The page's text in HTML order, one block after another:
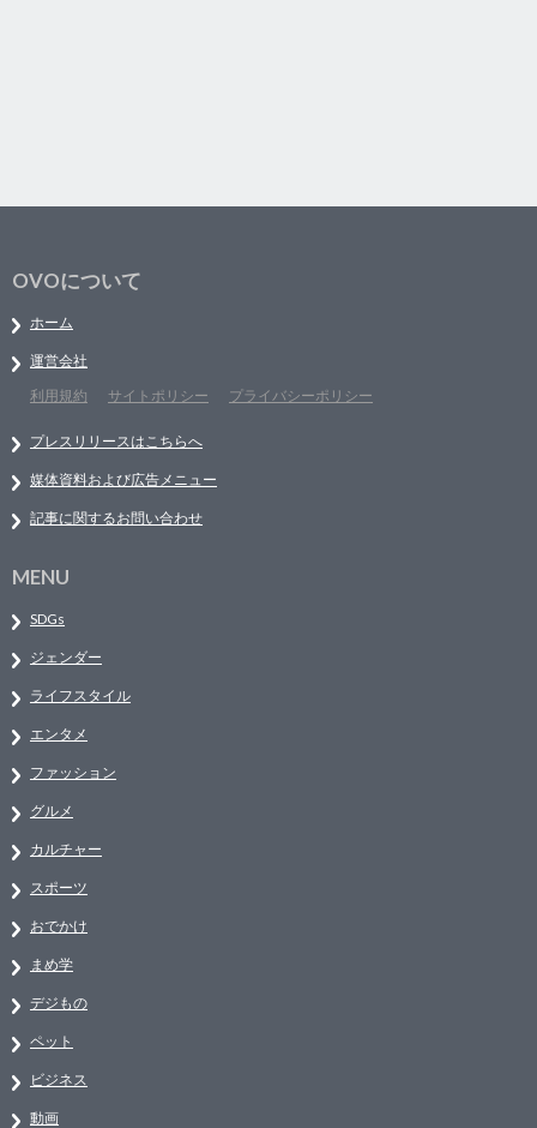
OVOについて
ホーム
運営会社
利用規約
サイトポリシー プライバシーポリシー
プレスリリースはこちらへ
媒体資料および広告メニュー
記事に関するお問い合わせ
MENU
SDGs
ジェンダー
ライフスタイル
エンタメ
ファッション
グルメ
カルチャー
スポーツ
おでかけ
まめ学
デジもの
ペット
ビジネス
動画